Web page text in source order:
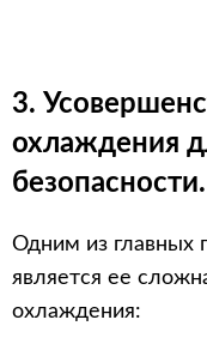
3.
охлаждения
безопасности.
Одним из главных
является ее
охлаждения: